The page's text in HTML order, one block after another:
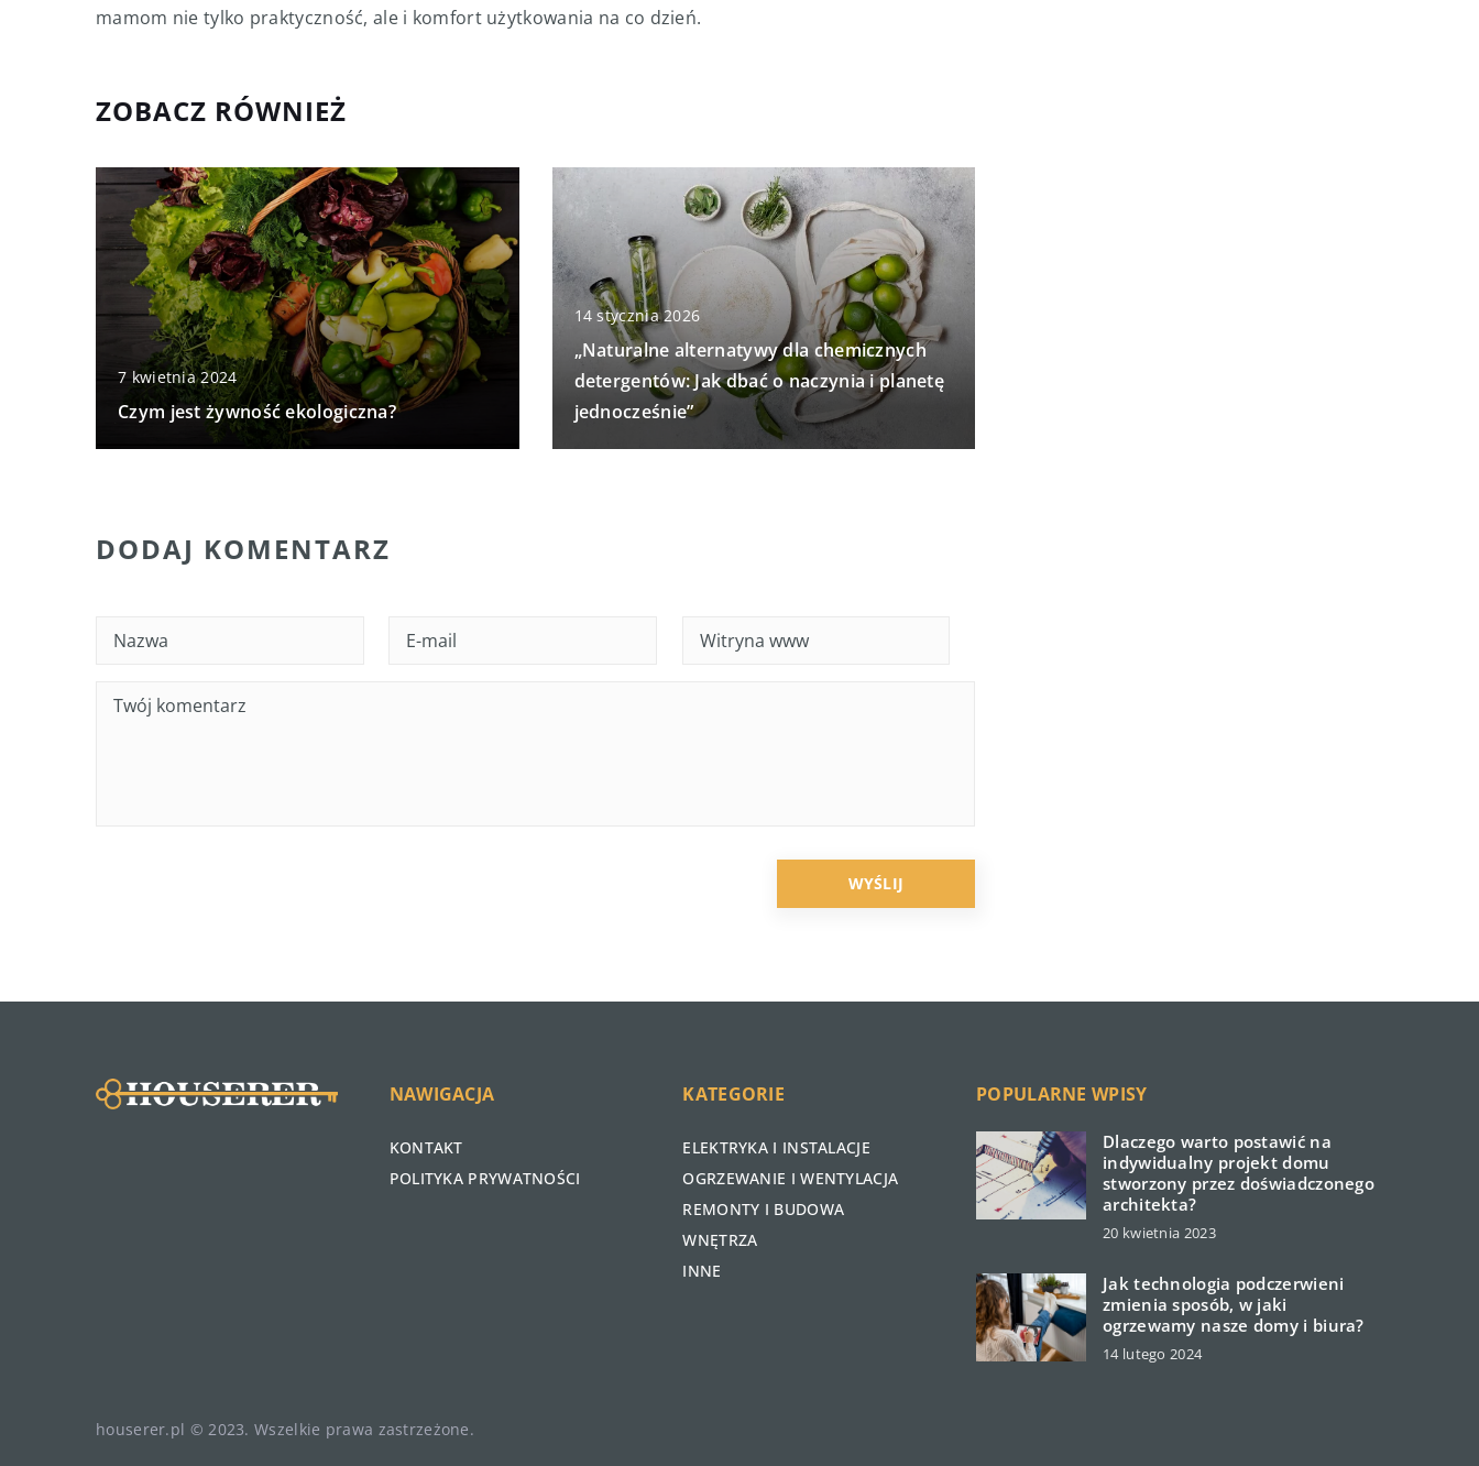
mamom nie tylko praktyczność, ale i komfort użytkowania na co dzień.
ZOBACZ RÓWNIEŻ
7 kwietnia 2024
Czym jest żywność ekologiczna?
14 stycznia 2026
„Naturalne alternatywy dla chemicznych
detergentów: Jak dbać o naczynia i planetę
jednocześnie”
DODAJ KOMENTARZ
NAWIGACJA
KONTAKT
POLITYKA PRYWATNOŚCI
KATEGORIE
ELEKTRYKA I INSTALACJE
OGRZEWANIE I WENTYLACJA
REMONTY I BUDOWA
WNĘTRZA
INNE
POPULARNE WPISY
Dlaczego warto postawić na
indywidualny projekt domu
stworzony przez doświadczonego
architekta?
20 kwietnia 2023
Jak technologia podczerwieni
zmienia sposób, w jaki
ogrzewamy nasze domy i biura?
14 lutego 2024
houserer.pl © 2023. Wszelkie prawa zastrzeżone.